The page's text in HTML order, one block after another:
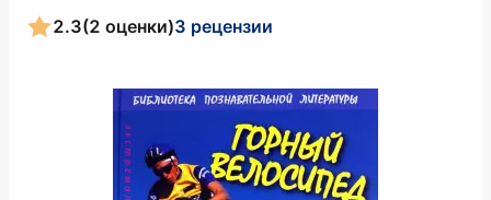
2.3(2 оценки)3 рецензии